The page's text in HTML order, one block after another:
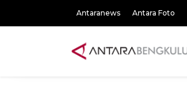
Antaranews Antara Foto